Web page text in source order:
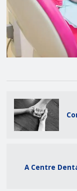
A Centre